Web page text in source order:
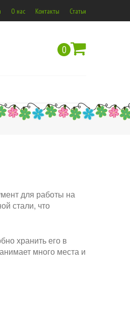
О нас Контакты Статьи
0
для работы на
стали, что
хранить его в
много места и